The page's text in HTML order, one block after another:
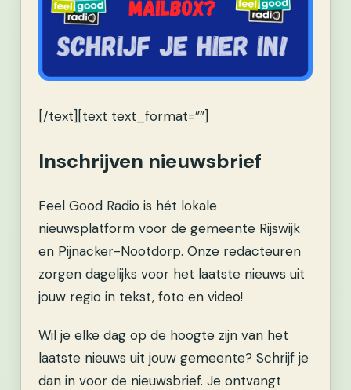
[/text][text text_format=””]
Inschrijven nieuwsbrief
Feel Good Radio is hét lokale
nieuwsplatform voor de gemeente Rijswijk
en Pijnacker-Nootdorp. Onze redacteuren
zorgen dagelijks voor het laatste nieuws uit
jouw regio in tekst, foto en video!
Wil je elke dag op de hoogte zijn van het
laatste nieuws uit jouw gemeente? Schrijf je
dan in voor de nieuwsbrief. Je ontvangt